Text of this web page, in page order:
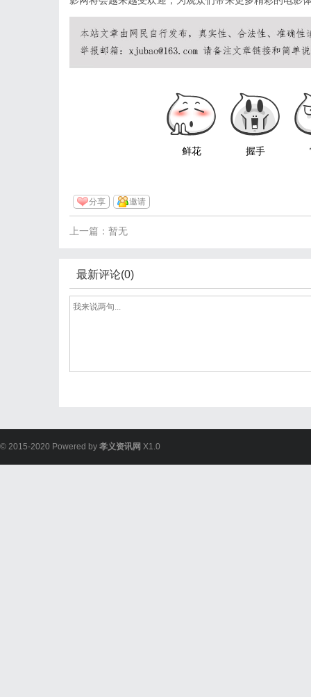
鲜花 握手
分享 邀请
上一篇：暂无
最新评论(0)
© 2015-2020 Powered by 孝义资讯网 X1.0